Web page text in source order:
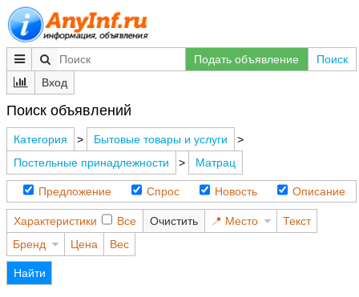
Подать объявление
Поиск
Вход
Поиск объявлений
Категория > Бытовые товары и услуги
>
Постельные принадлежности
> Матрац
Предложение Спрос Новость Описание
Характеристики Все Очистить Место
Текст
Бренд
Цена Вес
Найти